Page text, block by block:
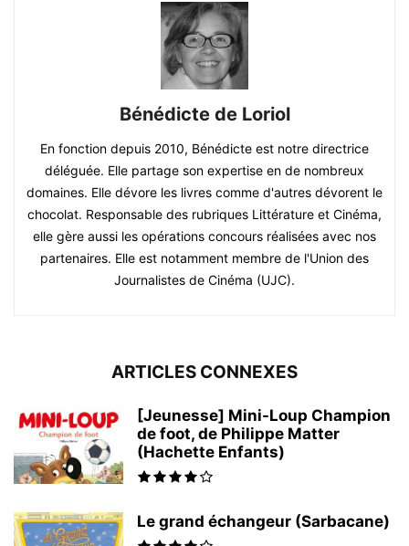
Bénédicte de Loriol
En fonction depuis 2010, Bénédicte est notre directrice
déléguée. Elle partage son expertise en de nombreux
domaines. Elle dévore les livres comme d'autres dévorent le
chocolat. Responsable des rubriques Littérature et Cinéma,
elle gère aussi les opérations concours réalisées avec nos
partenaires. Elle est notamment membre de l'Union des
Journalistes de Cinéma (UJC).
ARTICLES CONNEXES
[Jeunesse] Mini-Loup Champion
de foot, de Philippe Matter
(Hachette Enfants)
Le grand échangeur (Sarbacane)